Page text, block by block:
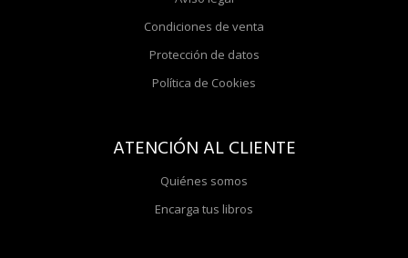
Condiciones de venta
Protección de datos
Política de Cookies
ATENCIÓN AL CLIENTE
Quiénes somos
Encarga tus libros